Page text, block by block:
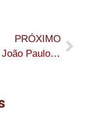
PRÓXIMO
Vereador João Paulo mantém trabalho de fiscalização em bairros durante mês de janeiro